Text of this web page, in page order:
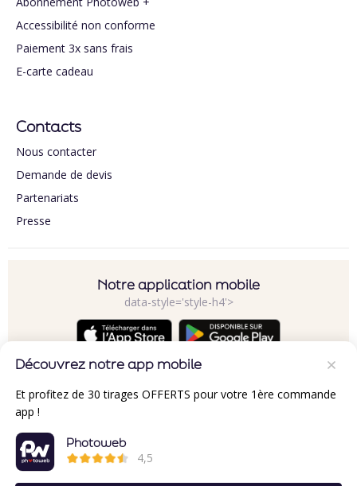
Accessibilité non conforme
Paiement 3x sans frais
E-carte cadeau
Contacts
Nous contacter
Demande de devis
Partenariats
Presse
Notre application mobile
data-style='style-h4'>
Découvrez notre app mobile
Et profitez de 30 tirages OFFERTS pour votre 1ère commande
app !
Photoweb
4,5